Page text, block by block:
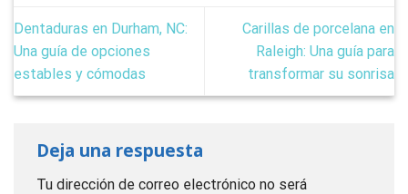
Dentaduras en Durham, NC:
Una guía de opciones
estables y cómodas
Carillas de porcelana en
Raleigh: Una guía para
transformar su sonrisa
Deja una respuesta
Tu dirección de correo electrónico no será